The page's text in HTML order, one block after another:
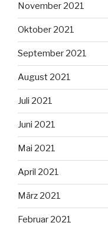
November 2021
Oktober 2021
September 2021
August 2021
Juli 2021
Juni 2021
Mai 2021
April 2021
März 2021
Februar 2021